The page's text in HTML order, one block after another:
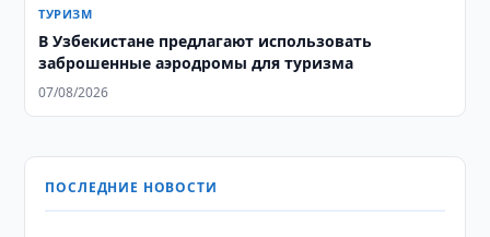
ТУРИЗМ
В Узбекистане предлагают использовать
заброшенные аэродромы для туризма
07/08/2026
ПОСЛЕДНИЕ НОВОСТИ